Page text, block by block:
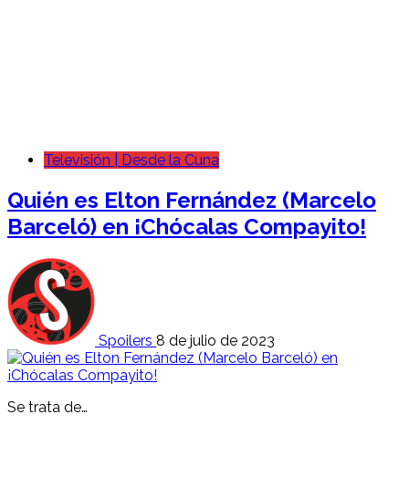
Televisión | Desde la Cuna
Quién es Elton Fernández (Marcelo
Barceló) en ¡Chócalas Compayito!
Spoilers 8 de julio de 2023
Se trata de…